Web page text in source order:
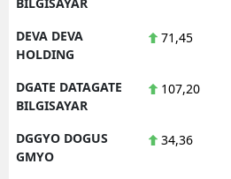
DEVA DEVA
HOLDING
71,45
DGATE DATAGATE
BILGISAYAR
107,20
DGGYO DOGUS
GMYO
34,36